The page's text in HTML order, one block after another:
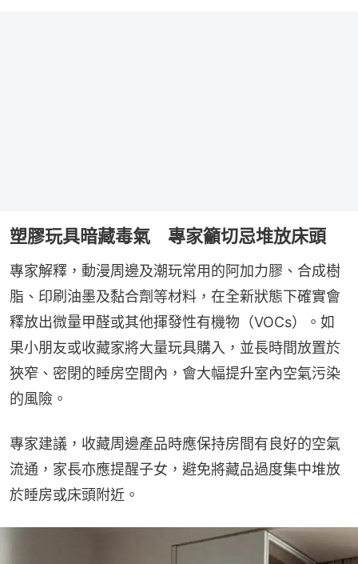
塑膠玩具暗藏毒氣 專家籲切忌堆放床頭
專家解釋，動漫周邊及潮玩常用的阿加力膠、合成樹
脂、印刷油墨及黏合劑等材料，在全新狀態下確實會
釋放出微量甲醛或其他揮發性有機物（VOCs）。如
果小朋友或收藏家將大量玩具購入，並長時間放置於
狹窄、密閉的睡房空間內，會大幅提升室內空氣污染
的風險。
專家建議，收藏周邊產品時應保持房間有良好的空氣
流通，家長亦應提醒子女，避免將藏品過度集中堆放
於睡房或床頭附近。